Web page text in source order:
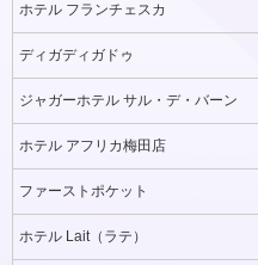
ホテル フランチェスカ
ディガディガドゥ
ジャガーホテル サル・デ・バーン
ホテル アフリカ梅田店
ファーストポケット
ホテル Lait（ラテ）